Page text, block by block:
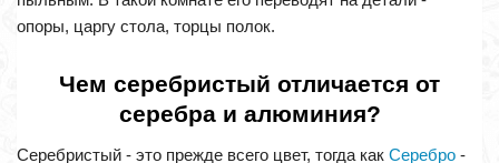
опоры, царгу стола, торцы полок.
Чем серебристый отличается от
серебра и алюминия?
Серебристый - это прежде всего цвет, тогда как Серебро -